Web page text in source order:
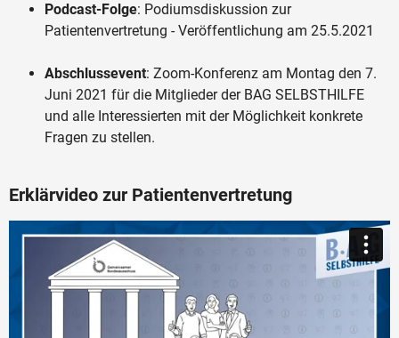
Podcast-Folge: Podiumsdiskussion zur
Patientenvertretung - Veröffentlichung am 25.5.2021
Abschlussevent: Zoom-Konferenz am Montag den 7.
Juni 2021 für die Mitglieder der BAG SELBSTHILFE
und alle Interessierten mit der Möglichkeit konkrete
Fragen zu stellen.
Erklärvideo zur Patientenvertretung